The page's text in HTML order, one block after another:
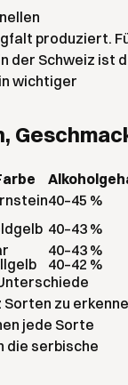
produziert.
der Schweiz ist
wichtiger
40–45 %
40–43 %
40–43 %
40–42 %
Sorten zu
jede Sorte
die serbische